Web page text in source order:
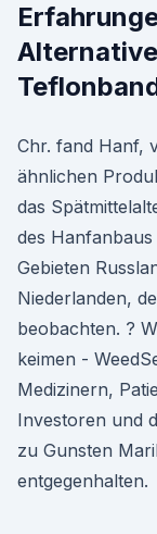
Chr. fand Hanf,
ähnlichen
das
des
Gebieten
Niederlanden,
beobachten. ?
keimen -
Medizinern,
Investoren und
zu Gunsten
entgegenhalten.